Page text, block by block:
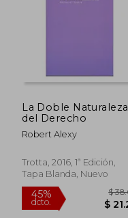
45%
dcto.
La Doble Naturaleza
del Derecho
Robert Alexy
Trotta, 2016, 1ª Edición,
Tapa Blanda, Nuevo